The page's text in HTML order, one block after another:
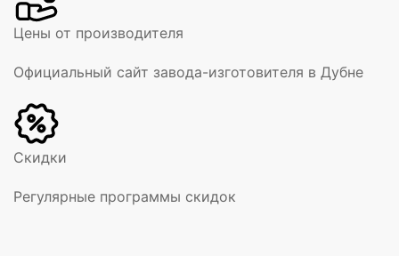
Цены от производителя
Официальный сайт завода-изготовителя в Дубне
Скидки
Регулярные программы скидок